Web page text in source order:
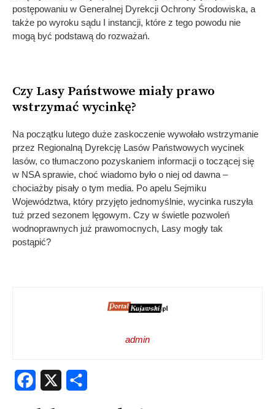
postępowaniu w Generalnej Dyrekcji Ochrony Środowiska, a
także po wyroku sądu I instancji, które z tego powodu nie
mogą być podstawą do rozważań.
Czy Lasy Państwowe miały prawo
wstrzymać wycinkę?
Na początku lutego duże zaskoczenie wywołało wstrzymanie
przez Regionalną Dyrekcję Lasów Państwowych wycinek
lasów, co tłumaczono pozyskaniem informacji o toczącej się
w NSA sprawie, choć wiadomo było o niej od dawna –
chociażby pisały o tym media. Po apelu Sejmiku
Województwa, który przyjęto jednomyślnie, wycinka ruszyła
tuż przed sezonem lęgowym. Czy w świetle pozwoleń
wodnoprawnych już prawomocnych, Lasy mogły tak
postąpić?
admin
Facebook